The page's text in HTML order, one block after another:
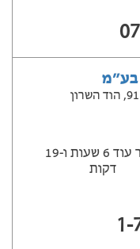
בע״מ
ייסגר עוד 6 שעות ‫ו-19
דקות
1-